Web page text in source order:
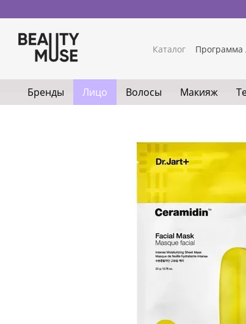
Каталог Программа
Бренды Лицо Волосы Макияж